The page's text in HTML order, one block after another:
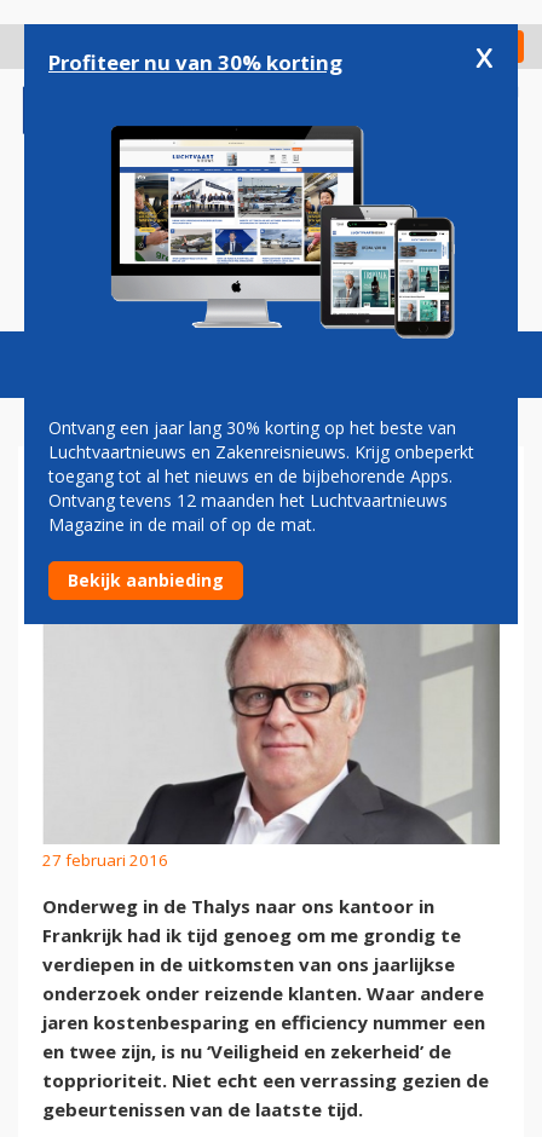
gaan
Check in
Magazine Podcasts Vacatures
JOHN JANSEN: VEILIGHEID
TOPPRIORITEIT
27 februari 2016
Onderweg in de Thalys naar ons kantoor in
Frankrijk had ik tijd genoeg om me grondig te
verdiepen in de uitkomsten van ons jaarlijkse
onderzoek onder reizende klanten. Waar andere
jaren kostenbesparing en efficiency nummer een
en twee zijn, is nu ‘Veiligheid en zekerheid’ de
topprioriteit. Niet echt een verrassing gezien de
gebeurtenissen van de laatste tijd.
Profiteer nu van 30% korting x
Ontvang een jaar lang 30% korting op het beste van
Luchtvaartnieuws en Zakenreisnieuws. Krijg onbeperkt
toegang tot al het nieuws en de bijbehorende Apps.
Ontvang tevens 12 maanden het Luchtvaartnieuws
Magazine in de mail of op de mat.
Bekijk aanbieding